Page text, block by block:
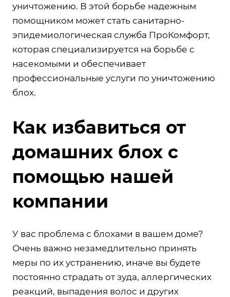
уничтожению. В этой борьбе надежным
помощником может стать санитарно-
эпидемиологическая служба ПроКомфорт,
которая специализируется на борьбе с
насекомыми и обеспечивает
профессиональные услуги по уничтожению
блох.
Как избавиться от
домашних блох с
помощью нашей
компании
У вас проблема с блохами в вашем доме?
Очень важно незамедлительно принять
меры по их устранению, иначе вы будете
постоянно страдать от зуда, аллергических
реакций, выпадения волос и других